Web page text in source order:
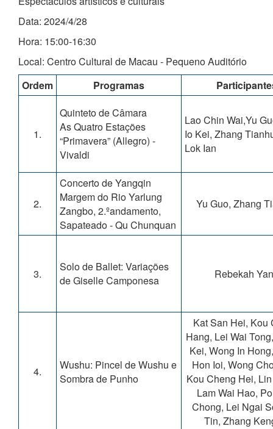
Data: 2024/4/28
Hora: 15:00-16:30
Local: Centro Cultural de Macau - Pequeno Auditório
Ordem
Programas
1.
Quinteto de Câmara
As Quatro Estações
“Primavera” (Allegro) -
Vivaldi
Lao Chin Wai,Yu
Io Kei, Zhang
Lok Ian
2.
Concerto de Yangqin
Margem do Rio Yarlung
Zangbo, 2.ºandamento,
Sapateado - Qu Chunquan
Yu Guo, Zhang
3.
Solo de Ballet: Variações
de Giselle Camponesa
Rebekah
4.
Wushu: Pincel de Wushu e
Sombra de Punho
Kat San Hei, Kou
Hang, Lei Wai
Kei, Wong In
Hon Ioi, Wong
Kou Cheng Hei,
Lam Wai Hao,
Chong, Lei Ngai
Tin, Zhang